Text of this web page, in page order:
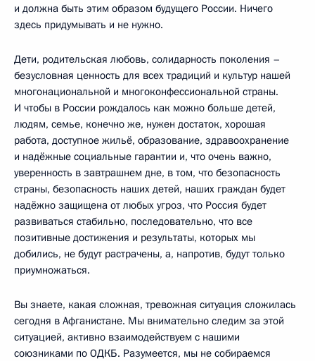
и должна быть этим образом будущего России. Ничего
здесь придумывать и не нужно.
Дети, родительская любовь, солидарность поколения –
безусловная ценность для всех традиций и культур нашей
многонациональной и многоконфессиональной страны.
И чтобы в России рождалось как можно больше детей,
людям, семье, конечно же, нужен достаток, хорошая
работа, доступное жильё, образование, здравоохранение
и надёжные социальные гарантии и, что очень важно,
уверенность в завтрашнем дне, в том, что безопасность
страны, безопасность наших детей, наших граждан будет
надёжно защищена от любых угроз, что Россия будет
развиваться стабильно, последовательно, что все
позитивные достижения и результаты, которых мы
добились, не будут растрачены, а, напротив, будут только
приумножаться.
Вы знаете, какая сложная, тревожная ситуация сложилась
сегодня в Афганистане. Мы внимательно следим за этой
ситуацией, активно взаимодействуем с нашими
союзниками по ОДКБ. Разумеется, мы не собираемся